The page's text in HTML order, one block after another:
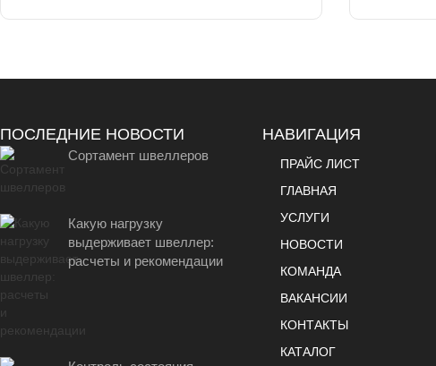
ПОСЛЕДНИЕ НОВОСТИ
Сортамент швеллеров
Какую нагрузку
выдерживает швеллер:
расчеты и рекомендации
НАВИГАЦИЯ
ПРАЙС ЛИСТ
ГЛАВНАЯ
УСЛУГИ
НОВОСТИ
КОМАНДА
ВАКАНСИИ
КОНТАКТЫ
КАТАЛОГ